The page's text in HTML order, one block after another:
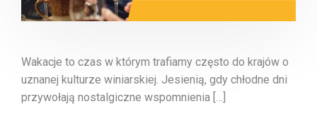
Wakacje to czas w którym trafiamy często do krajów o
uznanej kulturze winiarskiej. Jesienią, gdy chłodne dni
przywołają nostalgiczne wspomnienia […]